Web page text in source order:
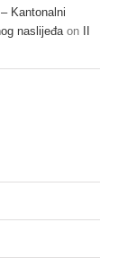
Kantonalni
naslijeđaon